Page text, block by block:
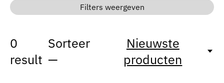
Filters weergeven
0
result
Sorteer
—
Nieuwste
producten